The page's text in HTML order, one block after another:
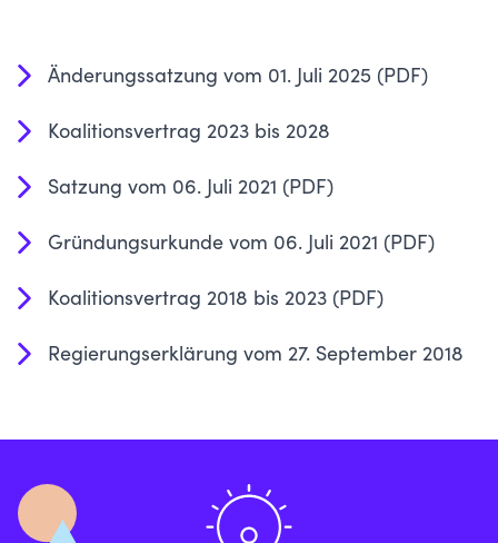
Änderungssatzung vom 01. Juli 2025 (PDF)
Koalitionsvertrag 2023 bis 2028
Satzung vom 06. Juli 2021 (PDF )
Gründungsurkunde vom 06. Juli 2021 (PDF)
Koalitionsvertrag 2018 bis 2023 (PDF)
Regierungserklärung vom 27. September 2018